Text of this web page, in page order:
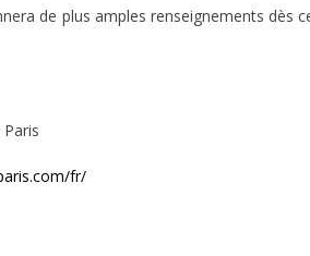
de plus amples renseignements dès
fr/